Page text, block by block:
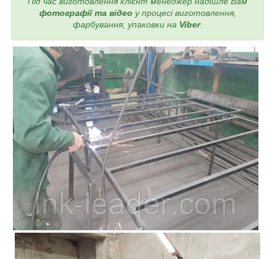
фотографії та відео у процесі виготовлення,
фарбування, упаковки на Viber.